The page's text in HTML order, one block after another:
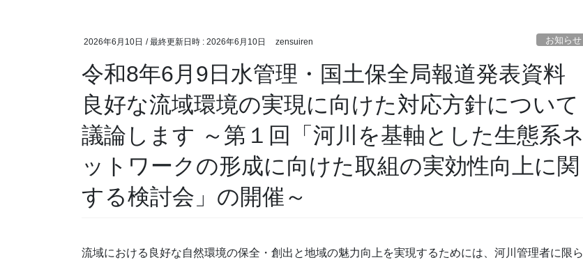
2026年6月10日 / 最終更新日時 : 2026年6月10日 zensuiren お知らせ
令和8年6月9日水管理・国土保全局報道発表資料
良好な流域環境の実現に向けた対応方針について
議論します ～第１回「河川を基軸とした生態系ネ
ットワークの形成に向けた取組の実効性向上に関
する検討会」の開催～
流域における良好な自然環境の保全・創出と地域の魅力向上を実現するためには、河川管理者に限ら